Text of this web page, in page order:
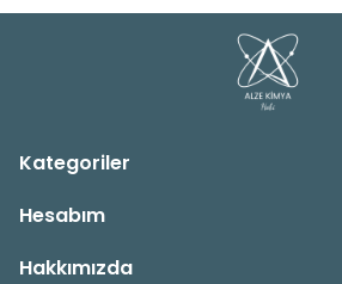
Kategoriler
Hesabım
Hakkımızda